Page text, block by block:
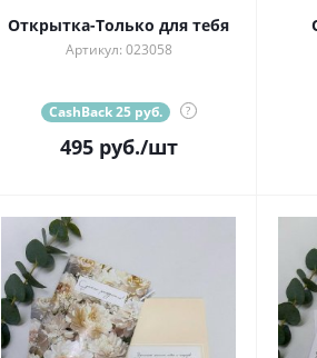
Открытка-Только для тебя
Артикул: 023058
CashBack 25 руб. ?
495руб./шт